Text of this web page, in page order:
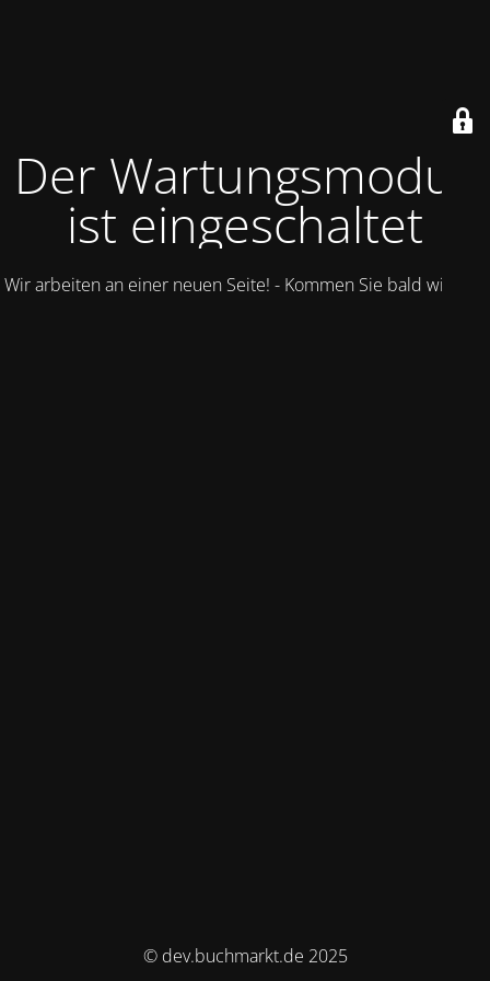
Der Wartungsmodus
ist eingeschaltet
Wir arbeiten an einer neuen Seite! - Kommen Sie bald wieder.
© dev.buchmarkt.de 2025